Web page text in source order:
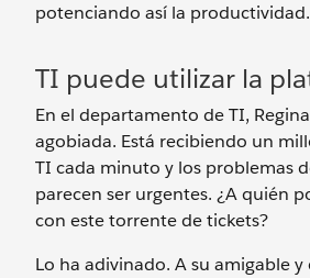
potenciando así la productividad.
TI puede utilizar la
En el departamento de TI,
agobiada. Está recibiendo un
TI cada minuto y los problemas
parecen ser urgentes. ¿A quién
con este torrente de tickets?
Lo ha adivinado. A su amigable y